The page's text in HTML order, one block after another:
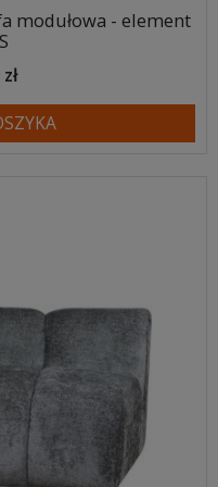
modułowa - element